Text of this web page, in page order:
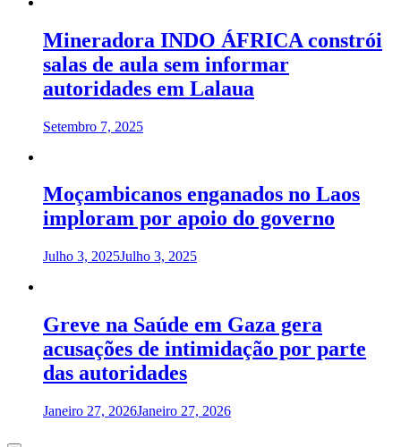
Mineradora INDO ÁFRICA constrói
salas de aula sem informar
autoridades em Lalaua
Setembro 7, 2025
Moçambicanos enganados no Laos
imploram por apoio do governo
Julho 3, 2025Julho 3, 2025
Greve na Saúde em Gaza gera
acusações de intimidação por parte
das autoridades
Janeiro 27, 2026Janeiro 27, 2026